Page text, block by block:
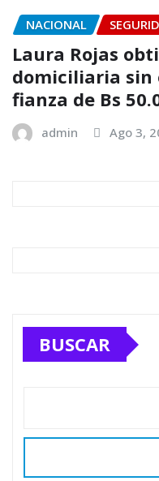
NACIONAL
Laura Rojas
domiciliaria sin
fianza de Bs
admin Ago 3,
BUSCAR